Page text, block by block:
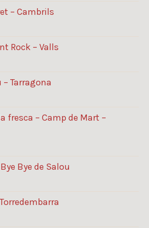
– Cambrils
Rock – Valls
Tarragona
fresca – Camp de Mart –
Bye de Salou